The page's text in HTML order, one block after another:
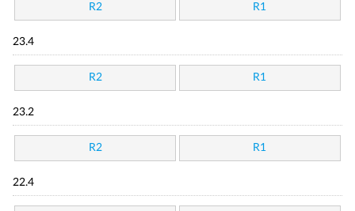
R2 R1
23.4
R2 R1
23.2
R2 R1
22.4